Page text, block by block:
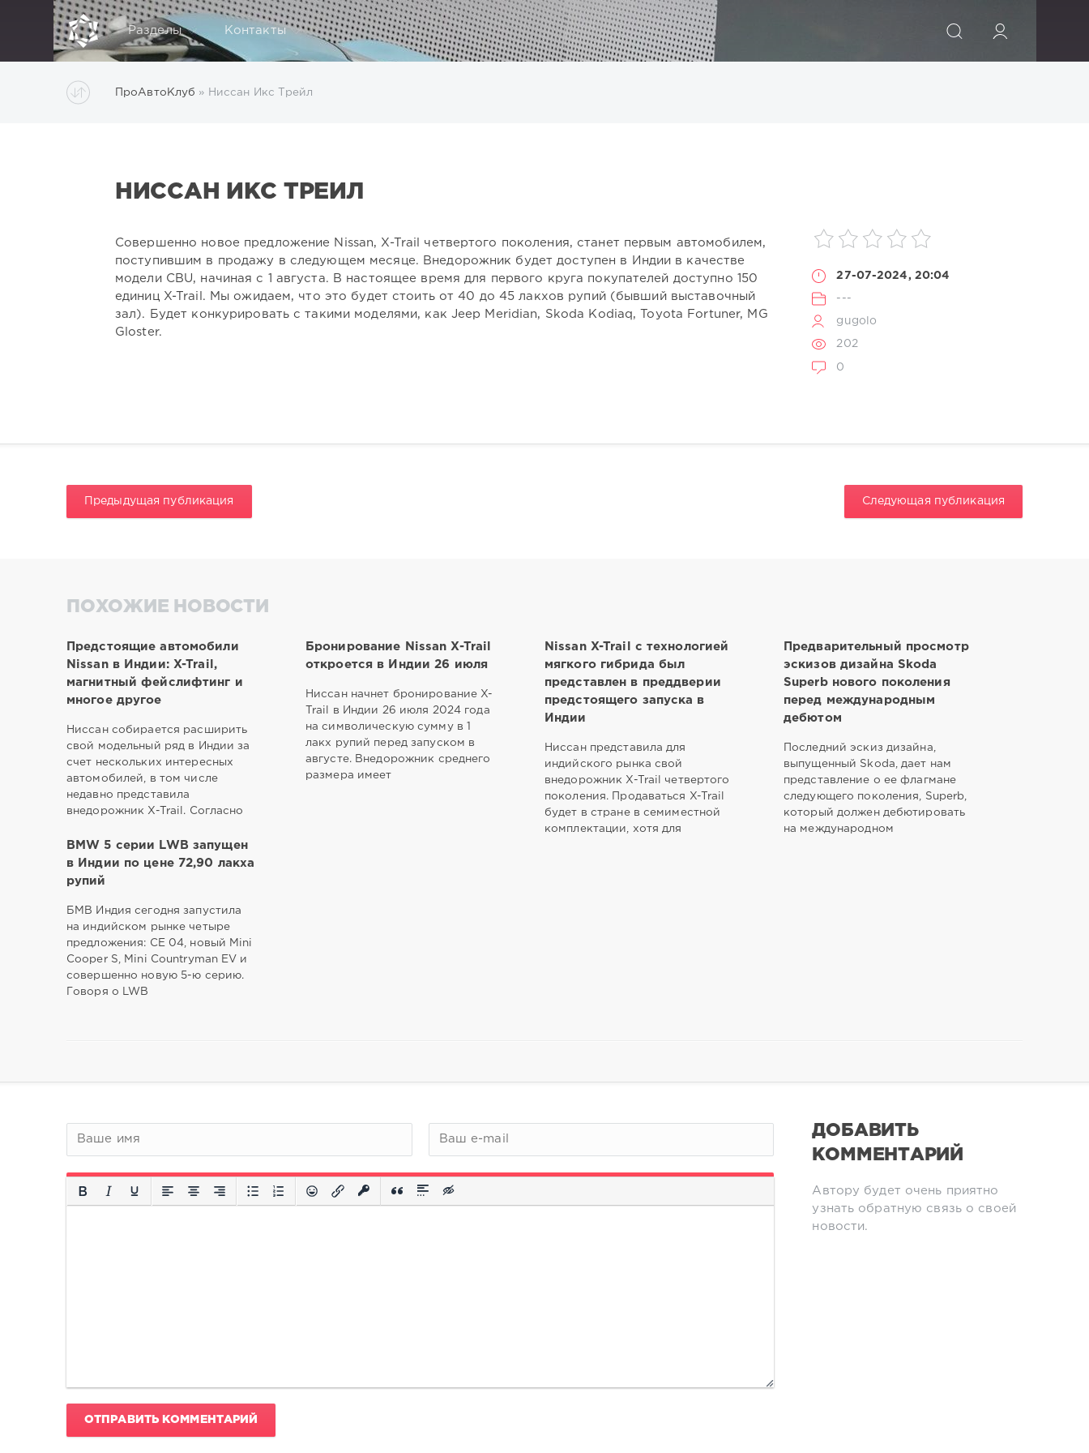
ИСКАТЬ
Разделы Контакты
ПроАвтоКлуб » Ниссан Икс Трейл
НИССАН ИКС ТРЕЙЛ
27-07-2024, 20:04
---
gugolo
202
0
Совершенно новое предложение Nissan, X-Trail четвертого поколения, станет первым автомобилем,
поступившим в продажу в следующем месяце. Внедорожник будет доступен в Индии в качестве
модели CBU, начиная с 1 августа. В настоящее время для первого круга покупателей доступно 150
единиц X-Trail. Мы ожидаем, что это будет стоить от 40 до 45 лакхов рупий (бывший выставочный
зал). Будет конкурировать с такими моделями, как Jeep Meridian, Skoda Kodiaq, Toyota Fortuner, MG
Gloster.
Предыдущая публикация Следующая публикация
ПОХОЖИЕ НОВОСТИ
Предстоящие автомобили
Nissan в Индии: X-Trail,
магнитный фейслифтинг и
многое другое
Ниссан собирается расширить
свой модельный ряд в Индии за
счет нескольких интересных
автомобилей, в том числе
недавно представила
внедорожник X-Trail. Согласно
Бронирование Nissan X-Trail
откроется в Индии 26 июля
Ниссан начнет бронирование X-
Trail в Индии 26 июля 2024 года
на символическую сумму в 1
лакх рупий перед запуском в
августе. Внедорожник среднего
размера имеет
Nissan X-Trail с технологией
мягкого гибрида был
представлен в преддверии
предстоящего запуска в
Индии
Ниссан представила для
индийского рынка свой
внедорожник X-Trail четвертого
поколения. Продаваться X-Trail
будет в стране в семиместной
комплектации, хотя для
Предварительный просмотр
эскизов дизайна Skoda
Superb нового поколения
перед международным
дебютом
Последний эскиз дизайна,
выпущенный Skoda, дает нам
представление о ее флагмане
следующего поколения, Superb,
который должен дебютировать
на международном
BMW 5 серии LWB запущен
в Индии по цене 72,90 лакха
рупий
БМВ Индия сегодня запустила
на индийском рынке четыре
предложения: CE 04, новый Mini
Cooper S, Mini Countryman EV и
совершенно новую 5-ю серию.
Говоря о LWB
ДОБАВИТЬ
КОММЕНТАРИЙ
Автору будет очень приятно
узнать обратную связь о своей
новости.
ОТПРАВИТЬ КОММЕНТАРИЙ